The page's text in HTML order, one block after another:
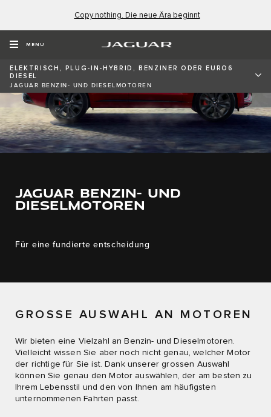
Copy nothing. Die neue Ära beginnt
MENU
ELEKTRISCH, PLUG-IN-HYBRID, BENZINER ODER EURO6
DIESEL
JAGUAR BENZIN- UND DIESELMOTOREN
JAGUAR BENZIN- UND
DIESELMOTOREN
Für eine fundierte entscheidung
GROSSE AUSWAHL AN MOTOREN
Wir bieten eine Vielzahl an Benzin- und Dieselmotoren.
Vielleicht wissen Sie aber noch nicht genau, welcher Motor
der richtige für Sie ist. Dank unserer grossen Auswahl
können Sie genau den Motor auswählen, der am besten zu
Ihrem Lebensstil und den von Ihnen am häufigsten
unternommenen Fahrten passt.